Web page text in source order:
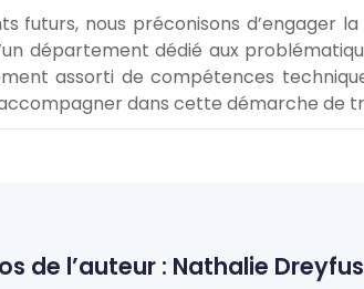
futurs, nous préconisons d’engager
département dédié aux
assorti de compétences
dans cette démarche de
de l’auteur : Nathalie Dreyfus